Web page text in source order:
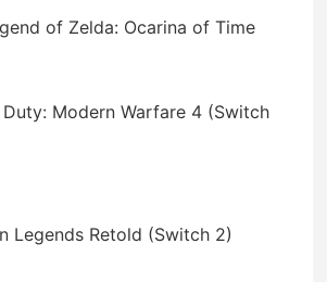
of Zelda: Ocarina of Time
Modern Warfare 4 (Switch
Legends Retold (Switch 2)